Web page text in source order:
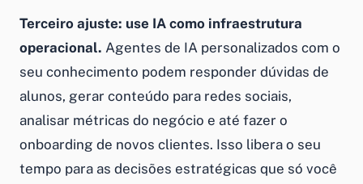
Terceiro ajuste: use IA como infraestrutura
operacional. Agentes de IA personalizados com o
seu conhecimento podem responder dúvidas de
alunos, gerar conteúdo para redes sociais,
analisar métricas do negócio e até fazer o
onboarding de novos clientes. Isso libera o seu
tempo para as decisões estratégicas que só você